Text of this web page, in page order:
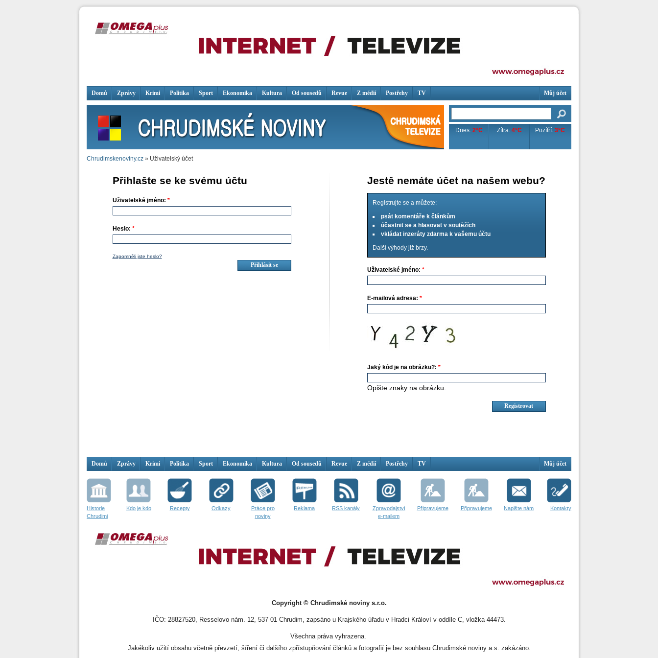
Domů Zprávy Krimi Politika Sport Ekonomika Kultura Od sousedů Revue Z médií Postřehy TV Můj účet
Dnes:2°C Zítra:4°C Pozítří: 3°C
Chrudimskenoviny.cz » Uživatelský účet
Přihlašte se ke svému účtu
Uživatelské jméno: *
Heslo: *
Zapomněli jste heslo?
Jestě nemáte účet na našem webu?
Registrujte se a můžete:
psát komentáře k článkům
účastnit se a hlasovat v soutěžích
vkládat inzeráty zdarma k vašemu účtu
Další výhody již brzy.
Uživatelské jméno: *
E-mailová adresa: *
Jaký kód je na obrázku?: *
Opište znaky na obrázku.
Domů Zprávy Krimi Politika Sport Ekonomika Kultura Od sousedů Revue Z médií Postřehy TV Můj účet
Historie
Chrudimi
Kdo je kdo Recepty Odkazy
Práce pro
noviny
Reklama RSS kanály
Zpravodajství
e-mailem
Připravujeme Připravujeme Napište nám Kontakty
Copyright © Chrudimské noviny s.r.o.
IČO: 28827520, Resselovo nám. 12, 537 01 Chrudim, zapsáno u Krajského úřadu v Hradci Královí v oddíle C, vložka 44473.
Všechna práva vyhrazena.
Jakékoliv užití obsahu včetně převzetí, šíření či dalšího zpřístupňování článků a fotografií je bez souhlasu Chrudimské noviny a.s. zakázáno.